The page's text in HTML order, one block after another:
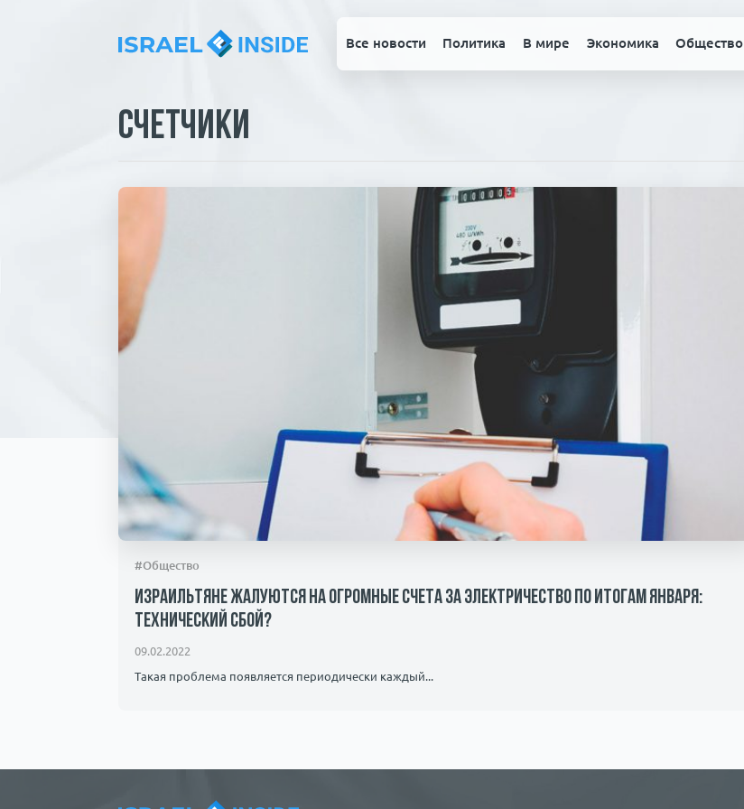
Все новости Политика В мире Экономика Общество
Счетчики
#Общество
Израильтяне жалуются на огромные счета за электричество по итогам января:
технический сбой?
09.02.2022
Такая проблема появляется периодически каждый...